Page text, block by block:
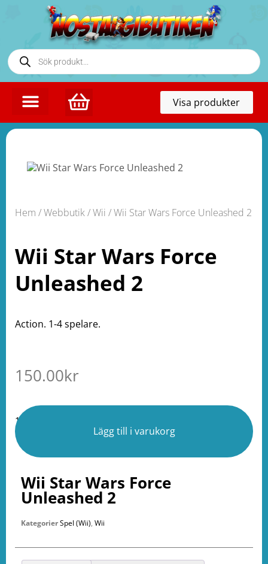
Visa produkter
Hem /Webbutik/Wii / Wii Star Wars Force Unleashed 2
Wii Star Wars Force
Unleashed 2
Action. 1-4 spelare.
150.00kr
1 i lager
Lägg till i varukorg
Wii Star Wars Force
Unleashed 2
KategorierSpel (Wii), Wii